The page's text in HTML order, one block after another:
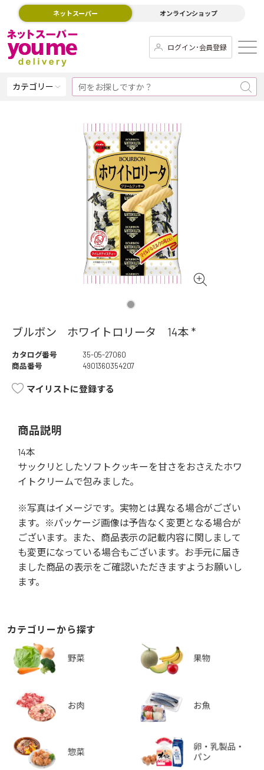
ネットスーパー オンラインショップ
ログイン･会員登録
カテゴリー
ブルボン ホワイトロリータ 14本 *
カタログ番号
35-05-27060
商品番号
4901360354207
マイリストに登録する
商品説明
14本
サックリとしたソフトクッキーを甘さをおさえたホワ
イトクリームで包みました。
※写真はイメージです。実物とは異なる場合がござい
ます。※パッケージ画像は予告なく変更となる場合が
ございます。また、商品表示の記載内容に関しまして
も変更になっている場合もございます。お手元に届き
ました商品の表示をご確認いただきますようお願いし
ます。
カテゴリーから探す